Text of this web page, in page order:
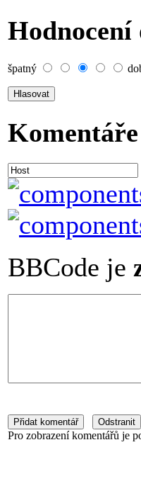
Hodnocení
špatný
BBCode je
Pro zobrazení komentářů je